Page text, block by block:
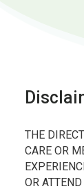
THE
CARE OR
OR